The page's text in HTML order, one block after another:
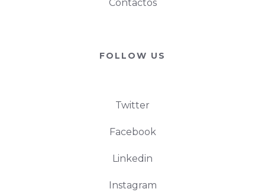
Contactos
FOLLOW US
Twitter
Facebook
Linkedin
Instagram